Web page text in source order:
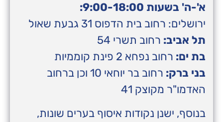
א'-ה' בשעות 9:00-18:00:
ירושלים: רחוב בית הדפוס 31 גבעת שאול
תל אביב: רחוב תשרי 54
בת ים: רחוב נפחא 2 פינת קוממיות
בני ברק:
רחוב בר יוחאי 10 וכן ברחוב
האדמו"ר מקוצק 41
בנוסף, ישנן נקודות איסוף בערים שונות,